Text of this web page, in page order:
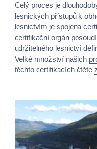
Celý proces je
lesnických přístupů k
lesnictvím je spojena
certifikační orgán
udržitelného lesnictví
Velké množství našich
těchto certifikacích čtěte